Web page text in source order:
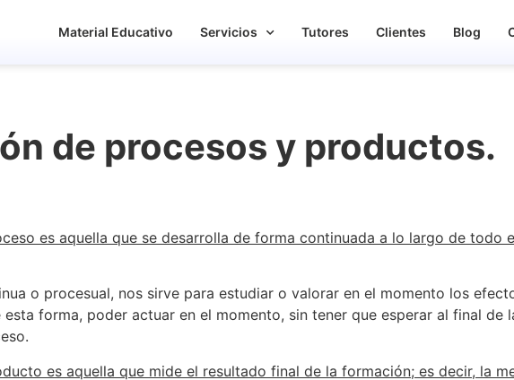
Material Educativo Servicios Tutores Clientes Blog
de procesos y productos.
es aquella que se desarrolla de forma continuada a lo largo de
o procesual, nos sirve para estudiar o valorar en el momento los
forma, poder actuar en el momento, sin tener que esperar al final
es aquella que mide el resultado final de la formación; es decir, la